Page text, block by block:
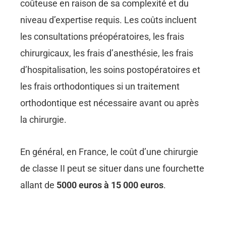
coûteuse en raison de sa complexité et du
niveau d’expertise requis. Les coûts incluent
les consultations préopératoires, les frais
chirurgicaux, les frais d’anesthésie, les frais
d’hospitalisation, les soins postopératoires et
les frais orthodontiques si un traitement
orthodontique est nécessaire avant ou après
la chirurgie.
En général, en France, le coût d’une chirurgie
de classe II peut se situer dans une fourchette
allant de 5000 euros à 15 000 euros.